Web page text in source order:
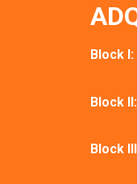
Block I:
Block II:
Block